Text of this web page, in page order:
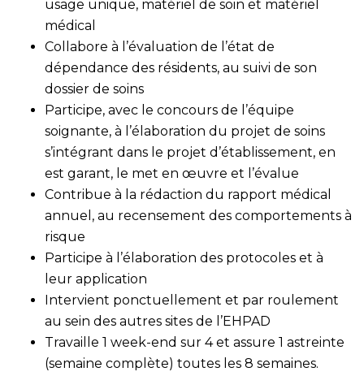
usage unique, matériel de soin et matériel
médical
Collabore à l’évaluation de l’état de
dépendance des résidents, au suivi de son
dossier de soins
Participe, avec le concours de l’équipe
soignante, à l’élaboration du projet de soins
s’intégrant dans le projet d’établissement, en
est garant, le met en œuvre et l’évalue
Contribue à la rédaction du rapport médical
annuel, au recensement des comportements à
risque
Participe à l’élaboration des protocoles et à
leur application
Intervient ponctuellement et par roulement
au sein des autres sites de l’EHPAD
Travaille 1 week-end sur 4 et assure 1 astreinte
(semaine complète) toutes les 8 semaines.